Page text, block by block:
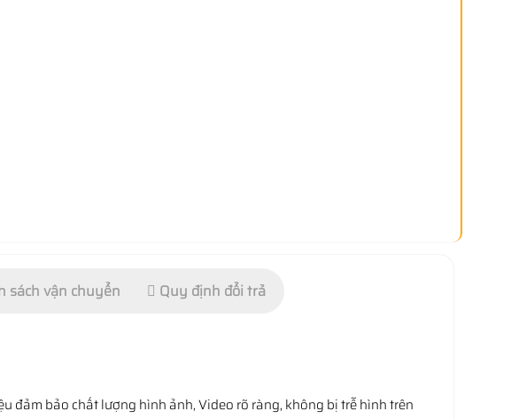
sách vận chuyển Quy định đổi trả
đảm bảo chất lượng hình ảnh, Video rõ ràng, không bị trễ hình trên